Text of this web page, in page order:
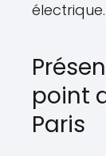
électrique.
point
Paris